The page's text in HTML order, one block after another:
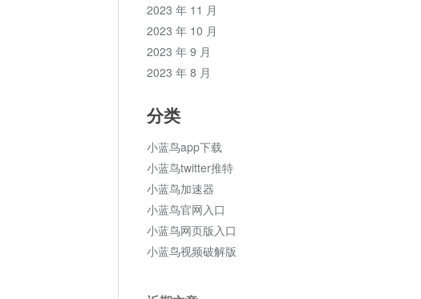
2023 年 11 月
2023 年 10 月
2023 年 9 月
2023 年 8 月
分类
小蓝鸟app下载
小蓝鸟twitter推特
小蓝鸟加速器
小蓝鸟官网入口
小蓝鸟网页版入口
小蓝鸟视频破解版